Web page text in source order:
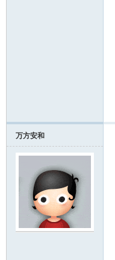
万方安和